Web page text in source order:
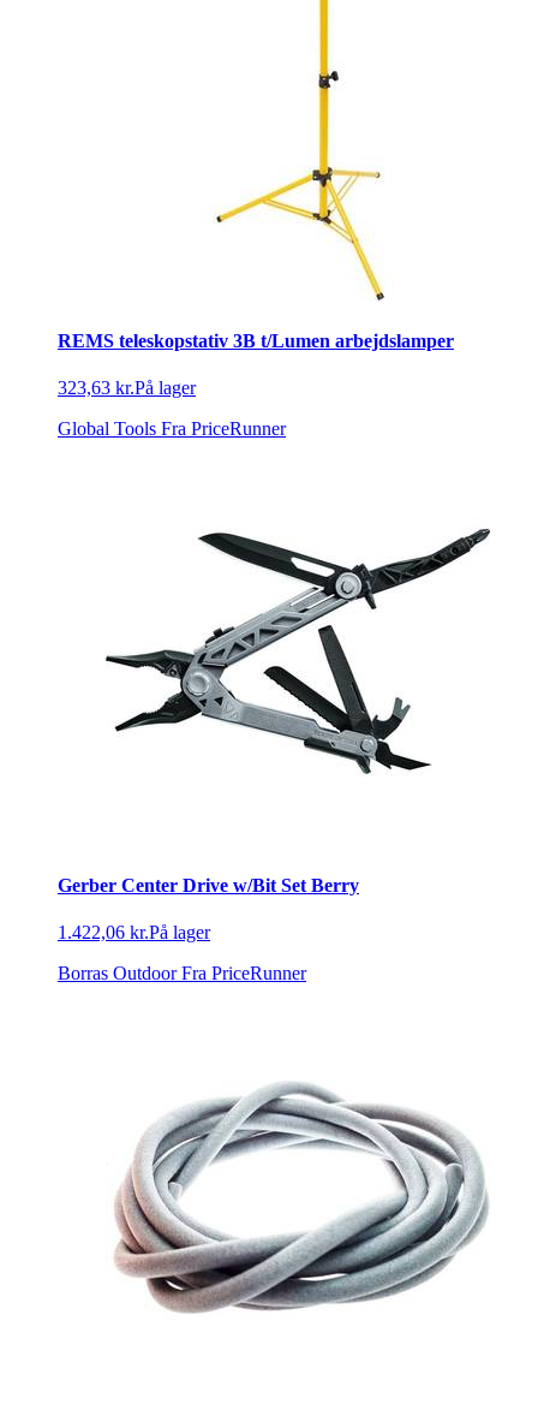
REMS teleskopstativ 3B t/Lumen arbejdslamper
323,63 kr.På lager
Global Tools Fra PriceRunner
Gerber Center Drive w/Bit Set Berry
1.422,06 kr.På lager
Borras Outdoor Fra PriceRunner